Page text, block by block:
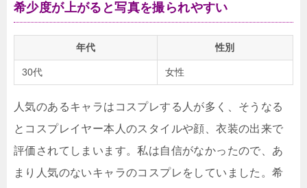
希少度が上がると写真を撮られやすい
年代 性別
30代 女性
人気のあるキャラはコスプレする人が多く、そうなる
とコスプレイヤー本人のスタイルや顔、衣装の出来で
評価されてしまいます。私は自信がなかったので、あ
まり人気のないキャラのコスプレをしていました。希